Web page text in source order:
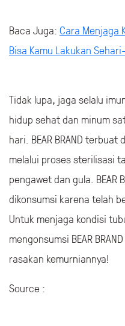
Baca Juga: Cara Menjaga
Bisa Kamu Lakukan
Tidak lupa, jaga selalu
hidup sehat dan minum
hari. BEAR BRAND
melalui proses sterilisasi
pengawet dan gula. BEAR
dikonsumsi karena telah
Untuk menjaga kondisi
mengonsumsi BEAR
rasakan kemurniannya!
Source :